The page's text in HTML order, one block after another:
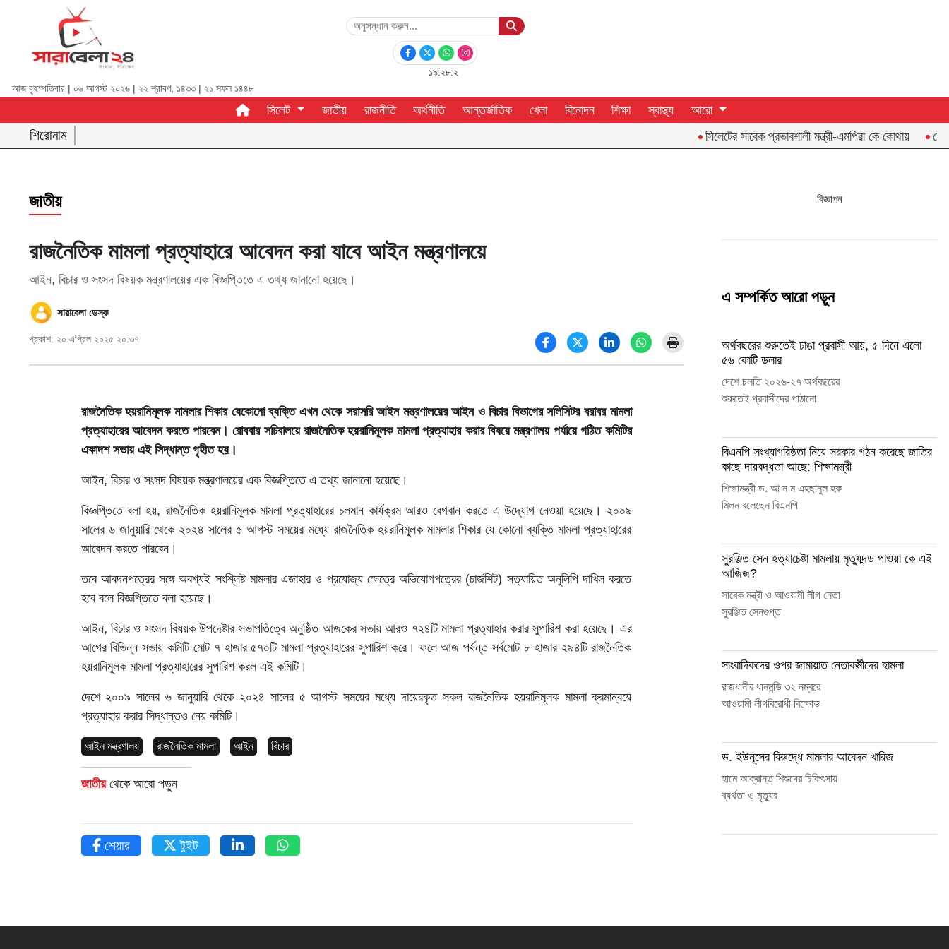
সিলেট
জাতীয়
আন্তর্জাতিক
খেলা
বিনোদন
শিক্ষা
স্বাস্থ্য
আজ বৃহস্পতিবার | ০৬ আগস্ট ২০২৬ | ২২ শ্রাবণ, ১৪৩৩ | ২১ সফল ১৪৪৮
১৯:২৮:২
সিলেট জাতীয় রাজনীতি অর্থনীতি আন্তর্জাতিক খেলা বিনোদন শিক্ষা স্বাস্থ্য আরো
শিরোনাম সিলেটের সাবেক প্রভাবশালী মন্ত্রী-এমপিরা কে কোথায়
জাতীয়
রাজনৈতিক মামলা প্রত্যাহারে আবেদন করা যাবে আইন মন্ত্রণালয়ে
আইন, বিচার ও সংসদ বিষয়ক মন্ত্রণালয়ের এক বিজ্ঞপ্তিতে এ তথ্য জানানো হয়েছে।
সারাবেলা ডেস্ক
প্রকাশ: ২০ এপ্রিল ২০২৫ ২০:৩৭
রাজনৈতিক হয়রানিমূলক মামলার শিকার যেকোনো ব্যক্তি এখন থেকে সরাসরি আইন মন্ত্রণালয়ের আইন ও বিচার বিভাগের সলিসিটর বরাবর মামলা
প্রত্যাহারের আবেদন করতে পারবেন। রোববার সচিবালয়ে রাজনৈতিক হয়রানিমূলক মামলা প্রত্যাহার করার বিষয়ে মন্ত্রণালয় পর্যায়ে গঠিত কমিটির
একাদশ সভায় এই সিদ্ধান্ত গৃহীত হয়।
আইন, বিচার ও সংসদ বিষয়ক মন্ত্রণালয়ের এক বিজ্ঞপ্তিতে এ তথ্য জানানো হয়েছে।
বিজ্ঞপ্তিতে বলা হয়, রাজনৈতিক হয়রানিমূলক মামলা প্রত্যাহারের চলমান কার্যক্রম আরও বেগবান করতে এ উদ্যোগ নেওয়া হয়েছে। ২০০৯
সালের ৬ জানুয়ারি থেকে ২০২৪ সালের ৫ আগস্ট সময়ের মধ্যে রাজনৈতিক হয়রানিমূলক মামলার শিকার যে কোনো ব্যক্তি মামলা প্রত্যাহারের
আবেদন করতে পারবেন।
তবে আবদনপত্রের সঙ্গে অবশ্যই সংশ্লিষ্ট মামলার এজাহার ও প্রযোজ্য ক্ষেত্রে অভিযোগপত্রের (চার্জশিট) সত্যায়িত অনুলিপি দাখিল করতে
হবে বলে বিজ্ঞপ্তিতে বলা হয়েছে।
আইন, বিচার ও সংসদ বিষয়ক উপদেষ্টার সভাপতিত্বে অনুষ্ঠিত আজকের সভায় আরও ৭২৪টি মামলা প্রত্যাহার করার সুপারিশ করা হয়েছে। এর
আগের বিভিন্ন সভায় কমিটি মোট ৭ হাজার ৫৭০টি মামলা প্রত্যাহারের সুপারিশ করে। ফলে আজ পর্যন্ত সর্বমোট ৮ হাজার ২৯৪টি রাজনৈতিক
হয়রানিমূলক মামলা প্রত্যাহারের সুপারিশ করল এই কমিটি।
দেশে ২০০৯ সালের ৬ জানুয়ারি থেকে ২০২৪ সালের ৫ আগস্ট সময়ের মধ্যে দায়েরকৃত সকল রাজনৈতিক হয়রানিমূলক মামলা ক্রমান্বয়ে
প্রত্যাহার করার সিদ্ধান্তও নেয় কমিটি।
আইন মন্ত্রণালয় রাজনৈতিক মামলা আইন বিচার
জাতীয়থেকে আরো পড়ুন
শেয়ার টুইট
বিজ্ঞাপন
এ সম্পর্কিত আরো পড়ুন
অর্থবছরের শুরুতেই চাঙা প্রবাসী আয়, ৫ দিনে এলো
৫৬ কোটি ডলার
দেশে চলতি ২০২৬-২৭ অর্থবছরের
শুরুতেই প্রবাসীদের পাঠানো
‎বিএনপি সংখ্যাগরিষ্ঠতা নিয়ে সরকার গঠন করেছে জাতির
কাছে দায়বদ্ধতা আছে: শিক্ষামন্ত্রী
শিক্ষামন্ত্রী ড. আ ন ম এহছানুল হক
মিলন বলেছেন বিএনপি
সুরঞ্জিত সেন হত্যাচেষ্টা মামলায় মৃত্যুদন্ড পাওয়া কে এই
আজিজ?
সাবেক মন্ত্রী ও আওয়ামী লীগ নেতা
সুরঞ্জিত সেনগুপ্ত
সাংবাদিকদের ওপর জামায়াত নেতাকর্মীদের হামলা
রাজধানীর ধানমন্ডি ৩২ নম্বরে
আওয়ামী লীগবিরোধী বিক্ষোভ
ড. ইউনূসের বিরুদ্ধে মামলার আবেদন খারিজ
হামে আক্রান্ত শিশুদের চিকিৎসায়
ব্যর্থতা ও মৃত্যুর